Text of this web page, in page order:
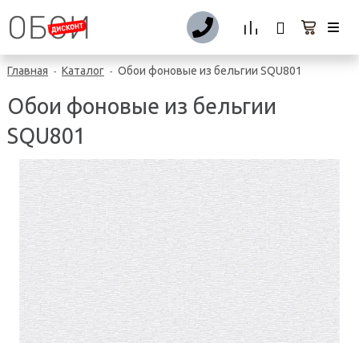
Главная - Каталог - Обои фоновые из бельгии SQU801
Обои фоновые из бельгии
SQU801